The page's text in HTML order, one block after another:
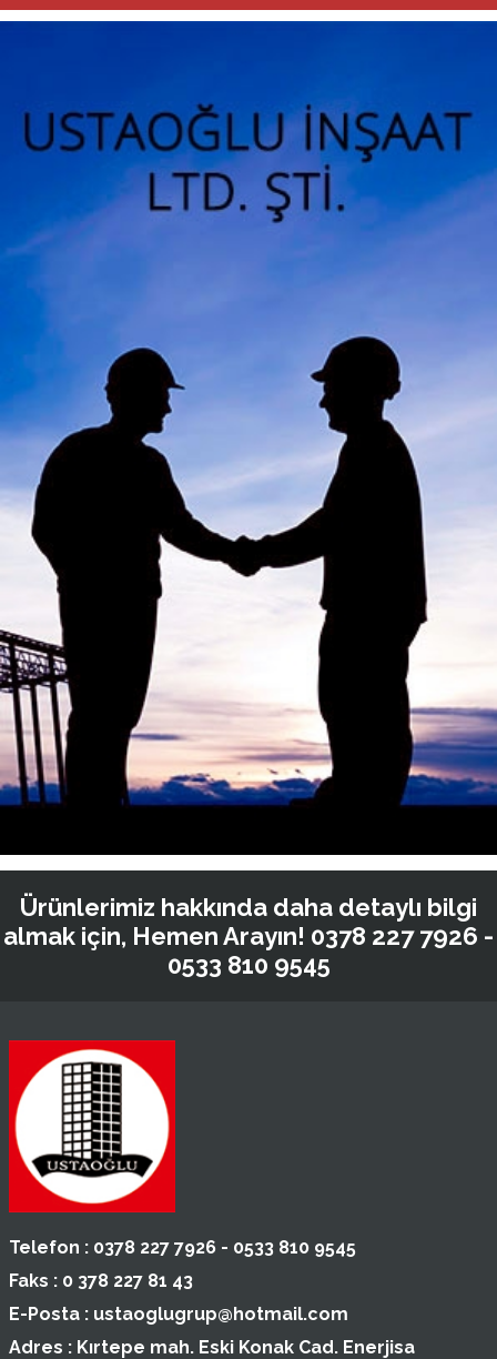
Ürünlerimiz hakkında daha detaylı bilgi
almak için, Hemen Arayın! 0378 227 7926 -
0533 810 9545
Telefon : 0378 227 7926 - 0533 810 9545
Faks : 0 378 227 81 43
E-Posta : ustaoglugrup@hotmail.com
Adres : Kırtepe mah. Eski Konak Cad. Enerjisa